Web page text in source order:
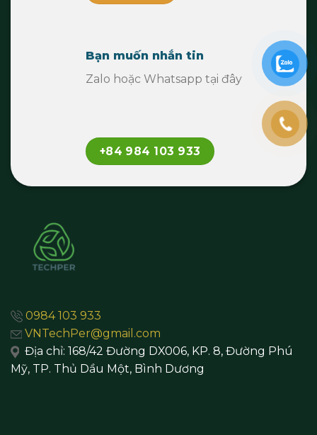
Bạn muốn nhắn tin
Zalo hoặc Whatsapp tại đây
+84 984 103 933
0984 103 933
VNTechPer@gmail.com
Địa chỉ: 168/42 Đường DX006, KP. 8, Đường Phú
Mỹ, TP. Thủ Dầu Một, Bình Dương